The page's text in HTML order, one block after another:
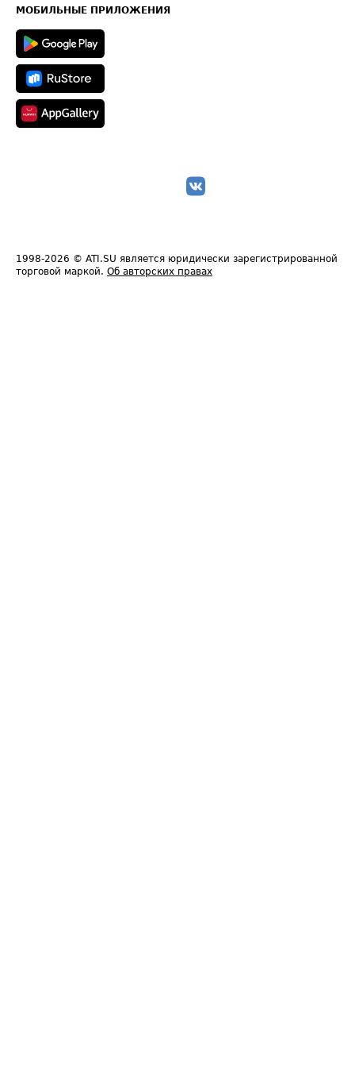
Техническая информация
МОБИЛЬНЫЕ ПРИЛОЖЕНИЯ
1998-2026 © ATI.SU является юридически зарегистрированной
торговой маркой. Об авторских правах